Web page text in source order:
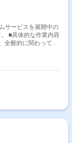
サービスを展開中の
全般的に関わってい
特に、SaaSのシス
：Vue.js(Nuxt.js) ■
Java